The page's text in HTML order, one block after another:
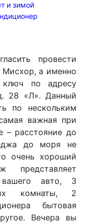
провести
Мисхор, а именно
по адресу
28 «Л». Данный
по нескольким
важная при
– расстояние до
до моря не
очень хороший
представляет
авто, 3
комнаты, 2
бытовая
Вечера вы